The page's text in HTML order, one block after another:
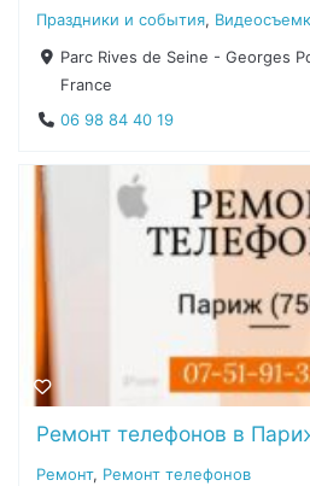
Праздники и события,
Parc Rives de Seine - Georges
France
06 98 84 40 19
Ремонт телефонов в
Ремонт, Ремонт телефонов